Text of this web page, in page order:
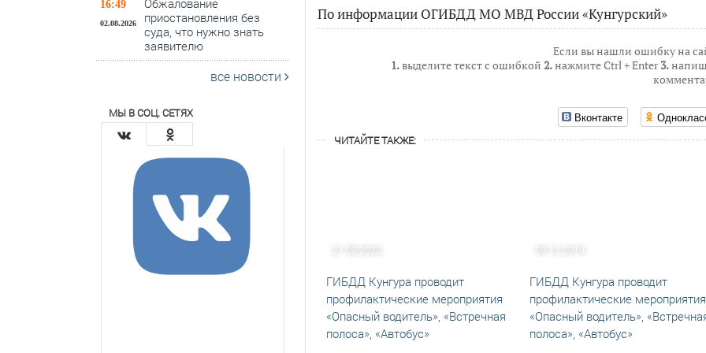
16:49
02.08.2026
Обжалование
приостановления без
суда, что нужно знать
заявителю
все новости
МЫ В СОЦ. СЕТЯХ
По информации ОГИБДД МО МВД России «Кунгурский»
Если вы нашли ошибку на
1.выделите текст с ошибкой 2.нажмите Ctrl + Enter3.
Вконтакте
ЧИТАЙТЕ ТАКЖЕ:
21.08.2020
ГИБДД Кунгура проводит
профилактические мероприятия
«Опасный водитель», «Встречная
полоса», «Автобус»
09.12.2019
ГИБДД Кунгура проводит
профилактические мероприятия
«Опасный водитель»,
полоса», «Автобус»